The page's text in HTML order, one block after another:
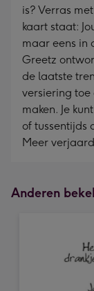
is? Verras
kaart staat:
maar eens in
Greetz
de laatste
versiering toe
maken. Je
of tussentijds
Meer
Anderen